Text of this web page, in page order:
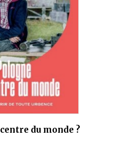
du monde ?